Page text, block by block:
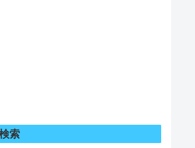
索